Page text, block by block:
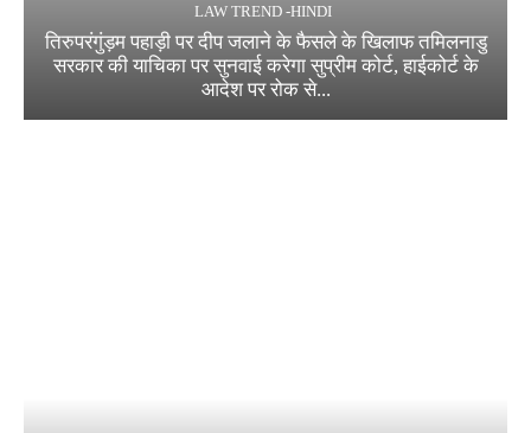
LAW TREND -HINDI
तिरुपरंगुंड़म पहाड़ी पर दीप जलाने के फैसले के खिलाफ तमिलनाडु
सरकार की याचिका पर सुनवाई करेगा सुप्रीम कोर्ट, हाईकोर्ट के
आदेश पर रोक से...